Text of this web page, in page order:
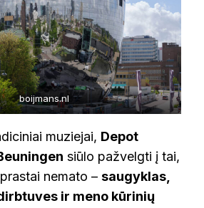
boijmans.nl
muziejai, Depot
siūlo pažvelgti į tai,
nemato – saugyklas,
ir meno kūrinių